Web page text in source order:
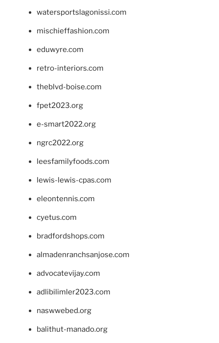
watersportslagonissi.com
mischieffashion.com
eduwyre.com
retro-interiors.com
theblvd-boise.com
fpet2023.org
e-smart2022.org
ngrc2022.org
leesfamilyfoods.com
lewis-lewis-cpas.com
eleontennis.com
cyetus.com
bradfordshops.com
almadenranchsanjose.com
advocatevijay.com
adlibilimler2023.com
naswwebed.org
balithut-manado.org